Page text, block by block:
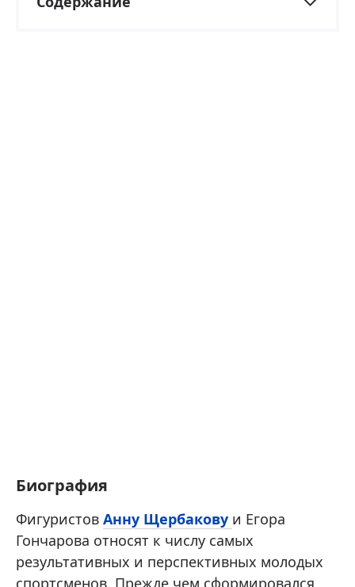
Биография
Фигуристов Анну Щербакову и Егора
Гончарова относят к числу самых
результативных и перспективных молодых
спортсменов. Прежде чем сформировался